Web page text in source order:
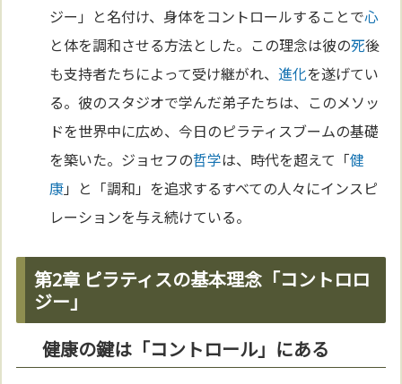
ジー」と名付け、身体をコントロールすることで心
と体を調和させる方法とした。この理念は彼の死後
も支持者たちによって受け継がれ、進化を遂げてい
る。彼のスタジオで学んだ弟子たちは、このメソッ
ドを世界中に広め、今日のピラティスブームの基礎
を築いた。ジョセフの哲学は、時代を超えて「健
康」と「調和」を追求するすべての人々にインスピ
レーションを与え続けている。
第2章 ピラティスの基本理念「コントロロ
ジー」
健康の鍵は「コントロール」にある